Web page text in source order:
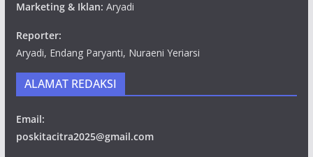
Marketing & Iklan: Aryadi
Reporter:
Aryadi, Endang Paryanti, Nuraeni Yeriarsi
ALAMAT REDAKSI
Email:
poskitacitra2025@gmail.com